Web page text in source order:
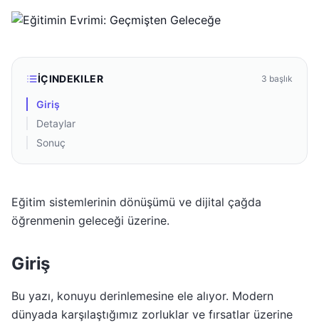
İÇINDEKILER 3 başlık
Giriş
Detaylar
Sonuç
Eğitim sistemlerinin dönüşümü ve dijital çağda
öğrenmenin geleceği üzerine.
Giriş
Bu yazı, konuyu derinlemesine ele alıyor. Modern
dünyada karşılaştığımız zorluklar ve fırsatlar üzerine